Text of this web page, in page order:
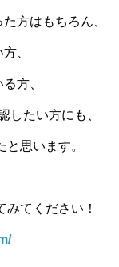
方はもちろん、
、
方、
したい方にも、
と思います。
てください！